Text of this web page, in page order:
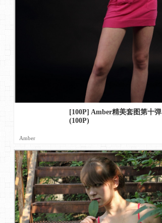
[100P] Amber精美套图第十弹
(100P)
Amber